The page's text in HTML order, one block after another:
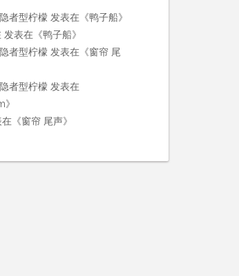
者型柠檬 发表在《鸭子船》
发表在《鸭子船》
者型柠檬 发表在《窗帘 尾
者型柠檬 发表在
》
在《窗帘 尾声》